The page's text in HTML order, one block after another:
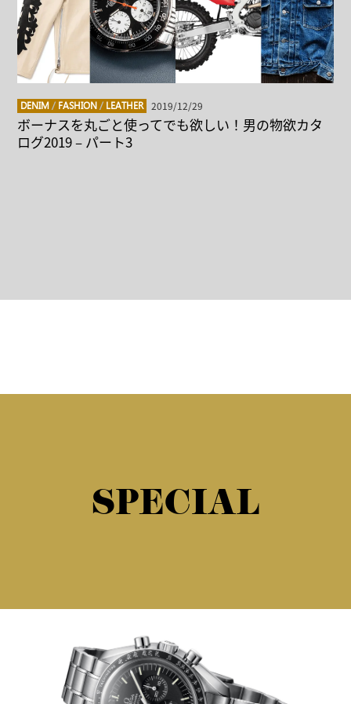
DENIM / FASHION / LEATHER 2019/12/29
ボーナスを丸ごと使ってでも欲しい！男の物欲カタ
ログ2019 – パート3
SPECIAL